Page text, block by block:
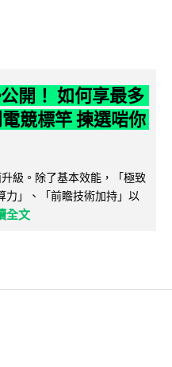
開！ 如何享最多
競標竿 揀選啱你
級。除了基本效能，「極致
力」、「前瞻技術加持」以
全文